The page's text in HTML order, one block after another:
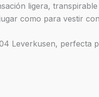
ligera,
como para vestir
Leverkusen, perfecta